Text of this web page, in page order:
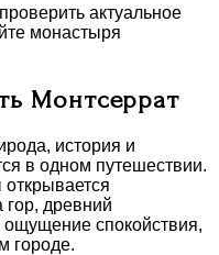
актуальное
монастыря
Монтсеррат
история и
в одном путешествии.
древний
спокойствия,
городе.